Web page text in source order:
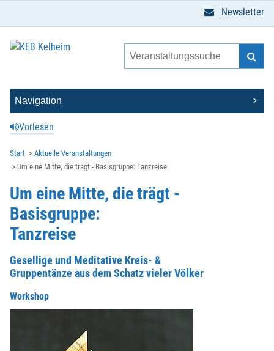
Vorlesen
Newsletter
Start
Aktuelle Veranstaltungen
Um eine Mitte, die trägt - Basisgruppe: Tanzreise
Um eine Mitte, die trägt -
Basisgruppe:
Tanzreise
Gesellige und Meditative Kreis- &
Gruppentänze aus dem Schatz vieler Völker
Workshop